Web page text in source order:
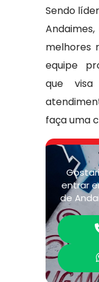
Sendo
melhores
equipe
que visa
faça uma
entrar
de